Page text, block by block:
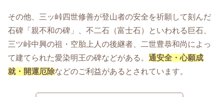
その他、三ッ峠四世修善が登山者の安全を祈願して刻んだ
石碑「親不和の碑」、不二石（富士石）といわれる巨石、
三ツ峠中興の祖・空胎上人の後継者、二世豊恭和尚によっ
て建てられた愛染明王の碑などがある。 通安全・心願成
就・開運厄除などのご利益があるとされています。